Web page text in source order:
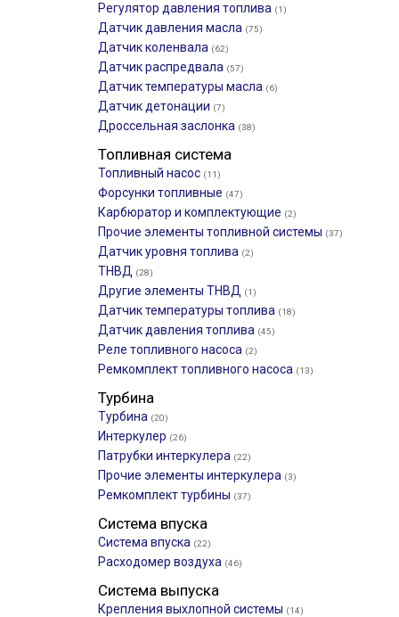
Регулятор давления топлива (1)
Датчик давления масла (75)
Датчик коленвала (62)
Датчик распредвала (57)
Датчик температуры масла (6)
Датчик детонации (7)
Дроссельная заслонка (38)
Топливная система
Топливный насос (11)
Форсунки топливные (47)
Карбюратор и комплектующие (2)
Прочие элементы топливной системы (37)
Датчик уровня топлива (2)
ТНВД (28)
Другие элементы ТНВД (1)
Датчик температуры топлива (18)
Датчик давления топлива (45)
Реле топливного насоса (2)
Ремкомплект топливного насоса (13)
Турбина
Турбина (20)
Интеркулер (26)
Патрубки интеркулера (22)
Прочие элементы интеркулера (3)
Ремкомплект турбины (37)
Система впуска
Система впуска (22)
Расходомер воздуха (46)
Система выпуска
Крепления выхлопной системы (14)